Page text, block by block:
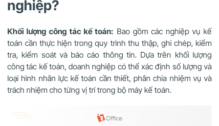
nghiệp?
Khối lượng công tác kế toán: Bao gồm các nghiệp vụ kế
toán cần thực hiện trong quy trình thu thập, ghi chép, kiểm
tra, kiểm soát và báo cáo thông tin. Dựa trên khối lượng
công tác kế toán, doanh nghiệp có thể xác định số lượng và
loại hình nhân lực kế toán cần thiết, phân chia nhiệm vụ và
trách nhiệm cho từng vị trí trong bộ máy kế toán.